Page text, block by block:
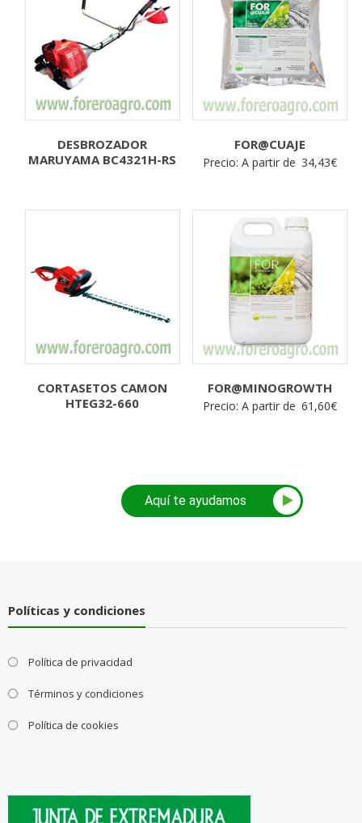
DESBROZADOR
MARUYAMA BC4321H-RS
FOR@CUAJE
Precio: A partir de 34,43€
CORTASETOS CAMON
HTEG32-660
FOR@MINOGROWTH
Precio: A partir de 61,60€
Aquí te ayudamos
Políticas y condiciones
Política de privacidad
Términos y condiciones
Política de cookies